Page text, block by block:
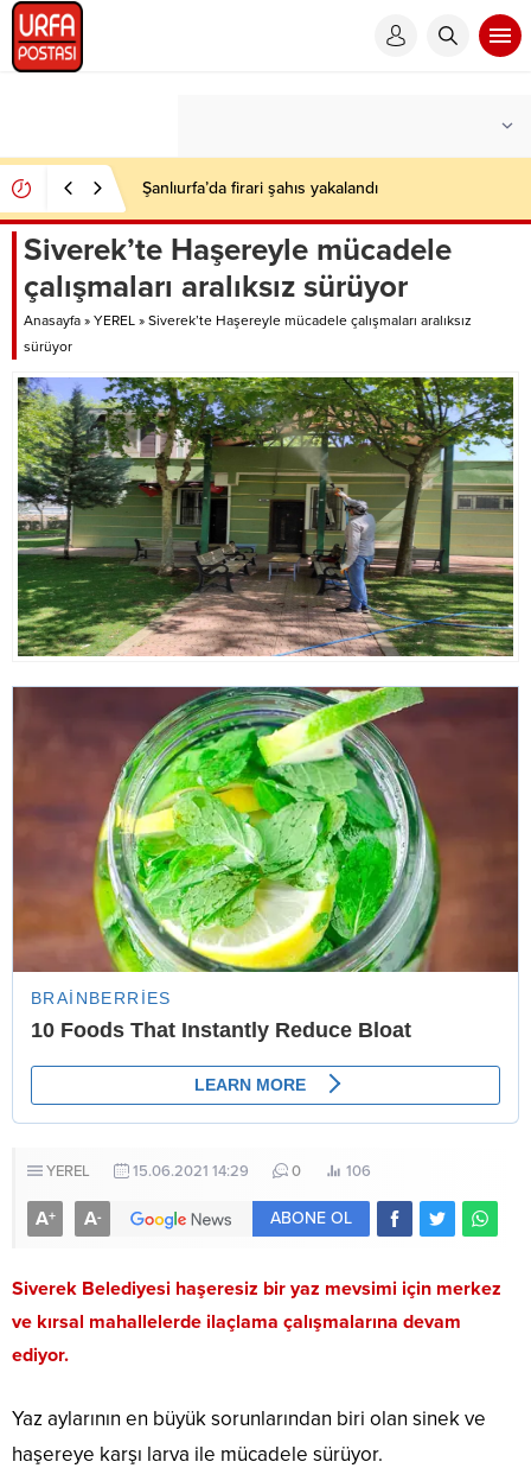
Şanlıurfa’da firari şahıs yakalandı
Siverek’te Haşereyle mücadele
çalışmaları aralıksız sürüyor
Anasayfa » YEREL » Siverek’te Haşereyle mücadele çalışmaları aralıksız
sürüyor
YEREL 15.06.2021 14:29 0 106
A+ A- ABONE OL
Siverek Belediyesi haşeresiz bir yaz mevsimi için merkez
ve kırsal mahallelerde ilaçlama çalışmalarına devam
ediyor.
Yaz aylarının en büyük sorunlarından biri olan sinek ve
haşereye karşı larva ile mücadele sürüyor.